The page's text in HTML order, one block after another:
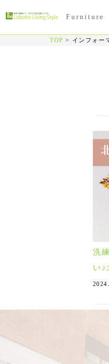
Furniture
TOP > インフォー
洗
い♪
器